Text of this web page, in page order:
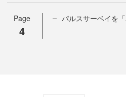
Page
4
パルスサーベイを